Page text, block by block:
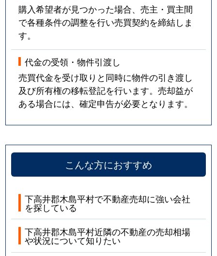
購入希望者が見つかった場合、売主・買主間
で各種条件の調整を行い売買契約を締結しま
す。
代金の受領・物件引渡し
売買代金を受け取りと同時に物件の引き渡し
及び所有権の移転登記を行います。売却益が
ある場合には、確定申告が必要となります。
こんな方におすすめ
下高井郡木島平村で不動産売却に強い会社
を探している
下高井郡木島平村近隣の不動産の売却相場
や状況について知りたい